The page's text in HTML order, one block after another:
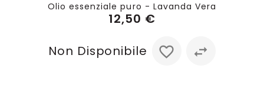
Olio essenziale puro - Lavanda Vera
12,50 €
Non Disponibile